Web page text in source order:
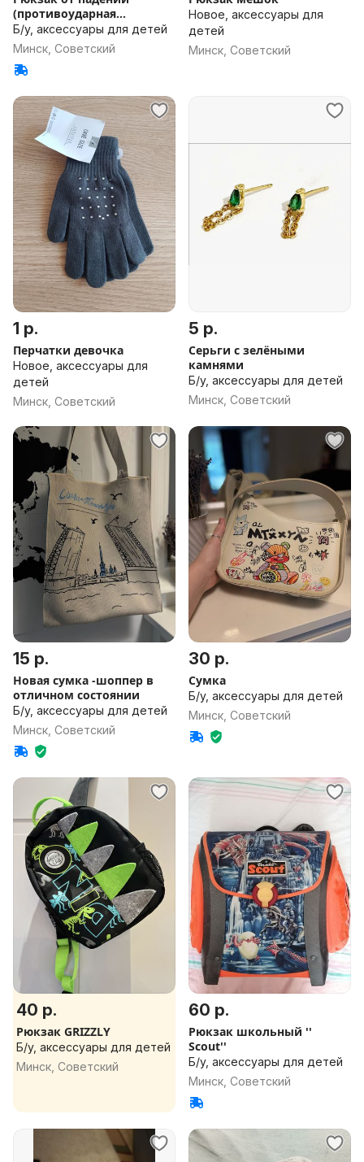
(противоударная
подушка)
Б/у, аксессуары для детей
Минск, Советский
Новое, аксессуары для
детей
Минск, Советский
1 р.
Перчатки девочка
Новое, аксессуары для
детей
Минск, Советский
5 р.
Серьги с зелёными
камнями
Б/у, аксессуары для детей
Минск, Советский
15 р.
Новая сумка -шоппер в
отличном состоянии
Б/у, аксессуары для детей
Минск, Советский
30 р.
Сумка
Б/у, аксессуары для детей
Минск, Советский
40 р.
Рюкзак GRIZZLY
Б/у, аксессуары для детей
Минск, Советский
60 р.
Рюкзак школьный ''
Scout''
Б/у, аксессуары для детей
Минск, Советский